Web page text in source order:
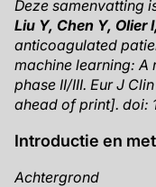
Deze samenvatting
Liu Y, Chen Y, Olier
anticoagulated
machine learning: A
phase II/III. Eur J
ahead of print]. doi:
Introductie en
Achtergrond